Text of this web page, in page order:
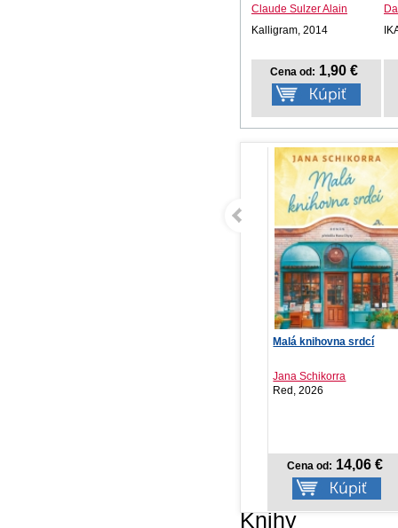
Claude Sulzer Alain
Kalligram, 2014
Cena od: 1,90 €
Malá knihovna srdcí
Jana Schikorra
Red, 2026
Cena od:14,06 €
Knihy